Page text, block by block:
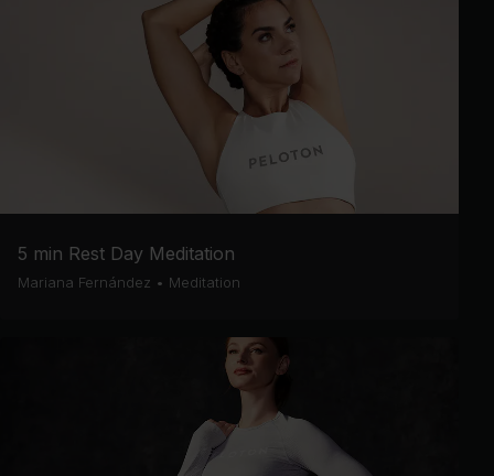
5 min Rest Day Meditation
Mariana Fernández • Meditation